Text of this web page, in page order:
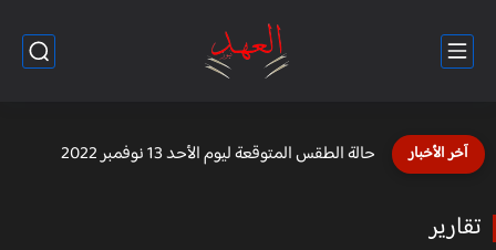
آخر الأخبار
تقارير